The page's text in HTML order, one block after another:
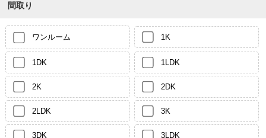
間取り
ワンルーム 1K
1DK 1LDK
2K 2DK
2LDK 3K
3DK 3LDK